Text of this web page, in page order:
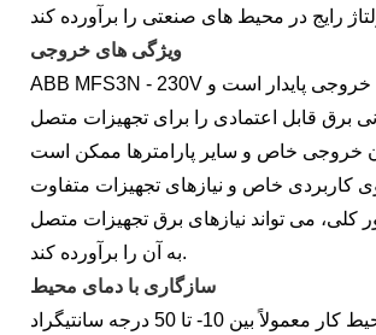
ویژگی های خروجی
ABB MFS3N - 230V دارای ظرفیت خروجی پایدار است و
برق قابل اعتمادی را برای تجهیزات متصل
خروجی خاص و سایر پارامترها ممکن است
کاربردی خاص و نیازهای تجهیزات متفاوت
کلی، می تواند نیازهای برق تجهیزات متصل
به آن را برآورده کند.
سازگاری با دمای محیط
محدوده دمای محیط کار معمولاً بین 10- تا 50 درجه سانتیگراد